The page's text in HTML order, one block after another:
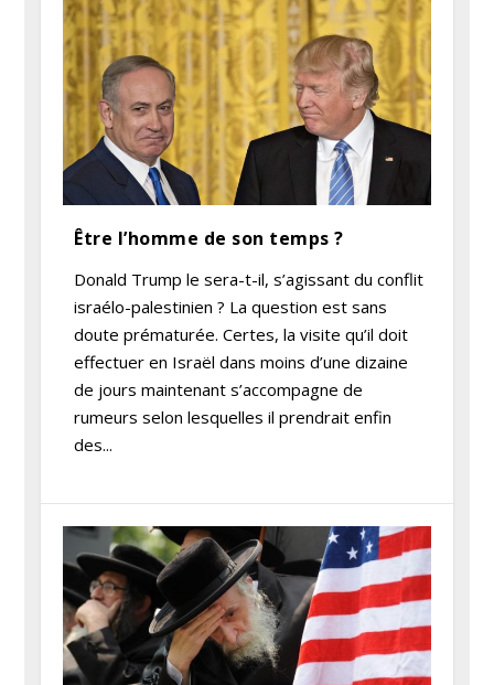
Être l’homme de son temps ?
Donald Trump le sera-t-il, s’agissant du conflit
israélo-palestinien ? La question est sans
doute prématurée. Certes, la visite qu’il doit
effectuer en Israël dans moins d’une dizaine
de jours maintenant s’accompagne de
rumeurs selon lesquelles il prendrait enfin
des...